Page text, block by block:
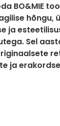
BO&MIE
hõngu,
ja
Sel
ja